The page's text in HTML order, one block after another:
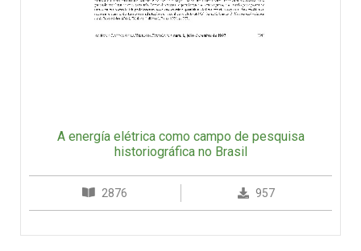
A energía elétrica como campo de pesquisa
historiográfica no Brasil
2876 957